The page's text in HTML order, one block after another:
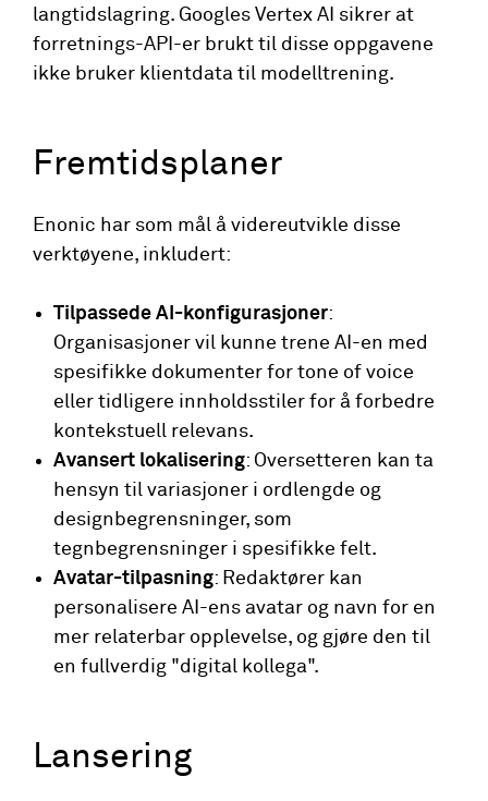
langtidslagring. Googles Vertex AI sikrer at
forretnings-API-er brukt til disse oppgavene
ikke bruker klientdata til modelltrening.
Fremtidsplaner
Enonic har som mål å videreutvikle disse
verktøyene, inkludert:
Tilpassede AI-konfigurasjoner:
Organisasjoner vil kunne trene AI-en med
spesifikke dokumenter for tone of voice
eller tidligere innholdsstiler for å forbedre
kontekstuell relevans.
Avansert lokalisering: Oversetteren kan ta
hensyn til variasjoner i ordlengde og
designbegrensninger, som
tegnbegrensninger i spesifikke felt.
Avatar-tilpasning: Redaktører kan
personalisere AI-ens avatar og navn for en
mer relaterbar opplevelse, og gjøre den til
en fullverdig "digital kollega".
Lansering